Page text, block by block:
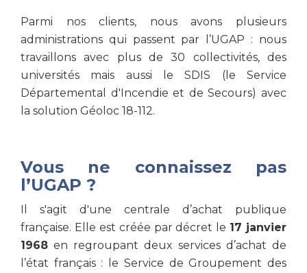
Parmi nos clients, nous avons plusieurs
administrations qui passent par l’UGAP : nous
travaillons avec plus de 30 collectivités, des
universités mais aussi le SDIS (le Service
Départemental d'Incendie et de Secours) avec
la solution Géoloc 18-112.
Vous ne connaissez pas
l’UGAP ?
Il s'agit d'une centrale d’achat publique
française. Elle est créée par décret le 17 janvier
1968 en regroupant deux services d’achat de
l’état français : le Service de Groupement des